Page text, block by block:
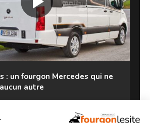
: un fourgon Mercedes qui ne
autre